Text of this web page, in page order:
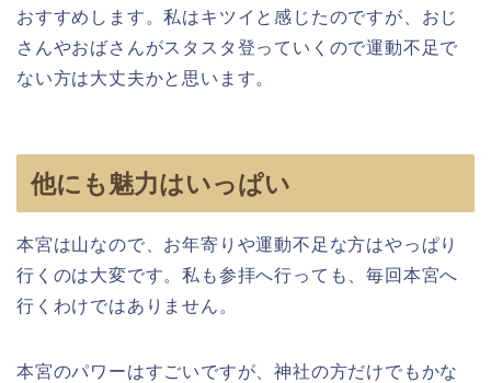
おすすめします。私はキツイと感じたのですが、おじ
さんやおばさんがスタスタ登っていくので運動不足で
ない方は大丈夫かと思います。
他にも魅力はいっぱい
本宮は山なので、お年寄りや運動不足な方はやっぱり
行くのは大変です。私も参拝へ行っても、毎回本宮へ
行くわけではありません。
本宮のパワーはすごいですが、神社の方だけでもかな